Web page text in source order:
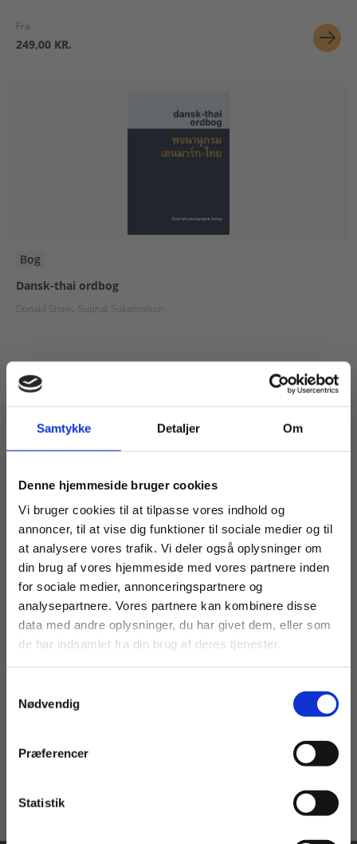
Samtykke Detaljer Om
Denne hjemmeside bruger cookies
Vi bruger cookies til at tilpasse vores indhold og
annoncer, til at vise dig funktioner til sociale medier og til
at analysere vores trafik. Vi deler også oplysninger om
din brug af vores hjemmeside med vores partnere inden
for sociale medier, annonceringspartnere og
analysepartnere. Vores partnere kan kombinere disse
data med andre oplysninger, du har givet dem, eller som
de har indsamlet fra din brug af deres tjenester.
Nødvendig
Præferencer
Statistik
Fra
249,00 KR.
Bog
Dansk-thai ordbog
Donald Shaw Suphat Sukamolson
349,00 KR.
Bog
Thai-dansk ordbog
Aruntidaa Srisopha
Køb læremidler og find masterclasses mm.
Fortsæt som:
For privatkunder og
studerende. Du får
vist priser inkl.
For institutioner og
virksomheder. Du
får vist priser ekskl.